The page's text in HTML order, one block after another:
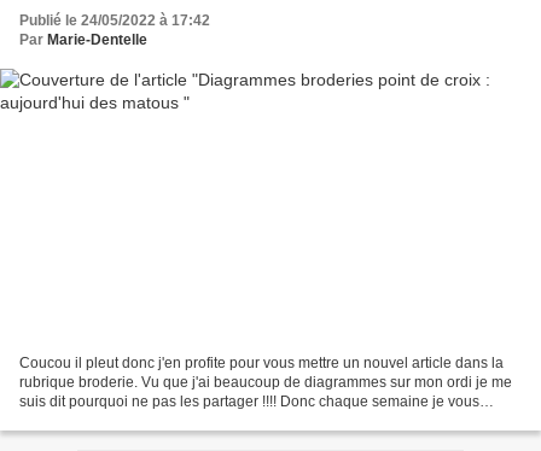
Publié le 24/05/2022 à 17:42
Par Marie-Dentelle
Coucou il pleut donc j'en profite pour vous mettre un nouvel article dans la
rubrique broderie. Vu que j'ai beaucoup de diagrammes sur mon ordi je me
suis dit pourquoi ne pas les partager !!!! Donc chaque semaine je vous